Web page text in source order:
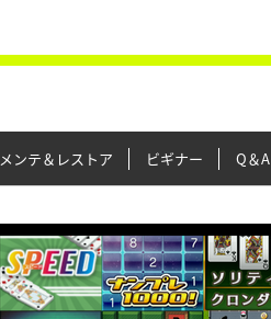
メンテ＆レストア ビギナー Q＆A